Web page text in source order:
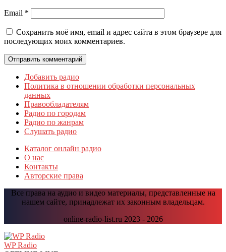
Email *
Сохранить моё имя, email и адрес сайта в этом браузере для
последующих моих комментариев.
Добавить радио
Политика в отношении обработки персональных
данных
Правообладателям
Радио по городам
Радио по жанрам
Слушать радио
Каталог онлайн радио
О нас
Контакты
Авторские права
Все права на аудио и видео материалы, представленные на
нашем сайте, принадлежат их законным владельцам.
online-radio-list.ru 2023 - 2026
Прокрутить
вверх
WP Radio